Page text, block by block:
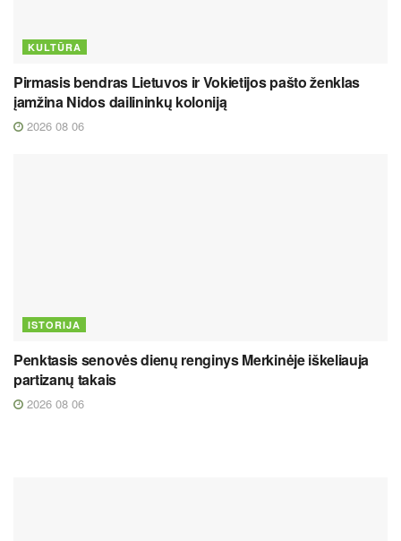
KULTŪRA
Pirmasis bendras Lietuvos ir Vokietijos pašto ženklas
įamžina Nidos dailininkų koloniją
2026 08 06
ISTORIJA
Penktasis senovės dienų renginys Merkinėje iškeliauja
partizanų takais
2026 08 06